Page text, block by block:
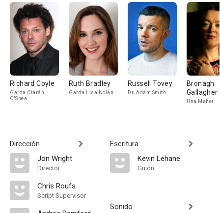
Richard Coyle
Garda Ciarán
O'Shea
Ruth Bradley
Garda Lisa Nolan
Russell Tovey
Dr. Adam Smith
Bronagh
Gallagher
Una Maher
Dirección
Jon Wright
Director
Chris Roufs
Script Supervisor
Escritura
Kevin Lehane
Guión
Sonido